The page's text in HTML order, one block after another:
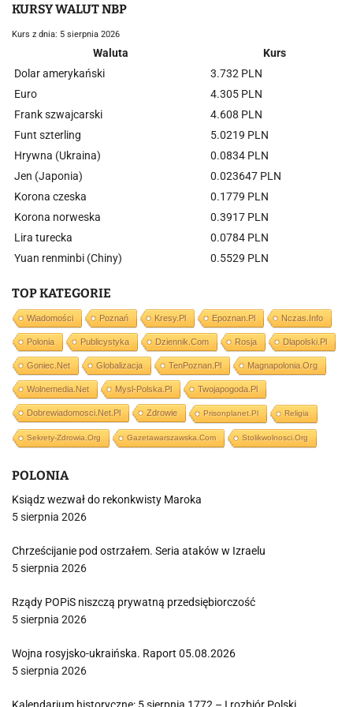
KURSY WALUT NBP
Kurs z dnia: 5 sierpnia 2026
Waluta
Kurs
Dolar amerykański
3.732 PLN
Euro
4.305 PLN
Frank szwajcarski
4.608 PLN
Funt szterling
5.0219 PLN
Hrywna (Ukraina)
0.0834 PLN
Jen (Japonia)
0.023647 PLN
Korona czeska
0.1779 PLN
Korona norweska
0.3917 PLN
Lira turecka
0.0784 PLN
Yuan renminbi (Chiny)
0.5529 PLN
TOP KATEGORIE
Wiadomości Poznań Kresy.pl Epoznan.pl Nczas.info
Polonia Publicystyka Dziennik.com Rosja Dlapolski.pl
Goniec.net Globalizacja TenPoznan.pl Magnapolonia.org
Wolnemedia.net Mysl-Polska.pl Twojapogoda.pl
Dobrewiadomosci.net.pl Zdrowie Prisonplanet.pl Religia
Sekrety-Zdrowia.org Gazetawarszawska.com Stolikwolnosci.org
POLONIA
Ksiądz wezwał do rekonkwisty Maroka
5 sierpnia 2026
Chrześcijanie pod ostrzałem. Seria ataków w Izraelu
5 sierpnia 2026
Rządy POPiS niszczą prywatną przedsiębiorczość
5 sierpnia 2026
Wojna rosyjsko-ukraińska. Raport 05.08.2026
5 sierpnia 2026